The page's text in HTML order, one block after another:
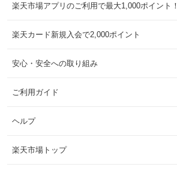
楽天市場アプリのご利用で最大1,000ポイント！
楽天カード新規入会で2,000ポイント
安心・安全への取り組み
ご利用ガイド
ヘルプ
楽天市場トップ